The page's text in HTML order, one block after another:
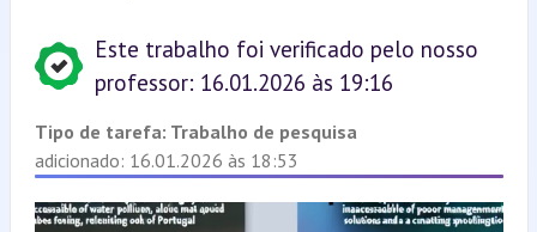
Este trabalho foi verificado pelo nosso
professor: 16.01.2026 às 19:16
Tipo de tarefa: Trabalho de pesquisa
adicionado: 16.01.2026 às 18:53